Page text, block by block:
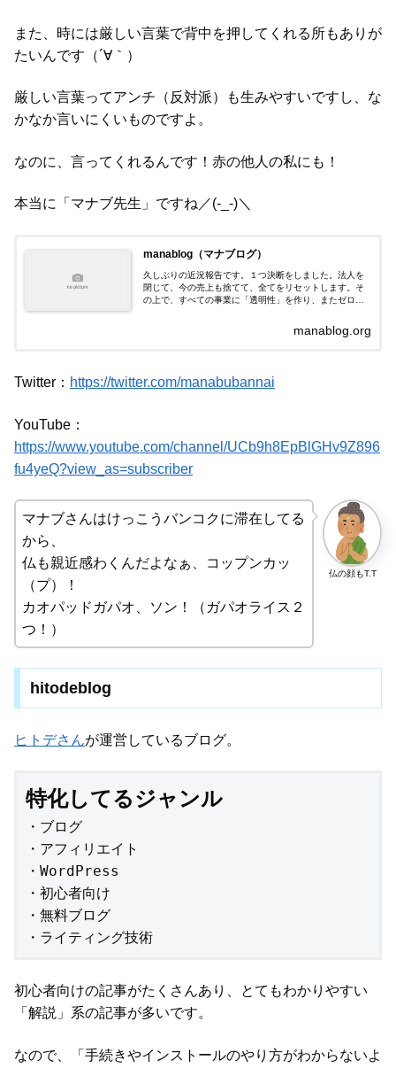
また、時には厳しい言葉で背中を押してくれる所もありが
たいんです（´∀｀）
厳しい言葉ってアンチ（反対派）も生みやすいですし、な
かなか言いにくいものですよ。
なのに、言ってくれるんです！赤の他人の私にも！
本当に「マナブ先生」ですね／(-_-)＼
manablog（マナブログ）
久しぶりの近況報告です。１つ決断をしました。法人を
閉じて、今の売上も捨てて、全てをリセットします。そ
の上で、すべての事業に「透明性」を作り、またゼロか
manablog.org
Twitter： https://twitter.com/manabubannai
YouTube：
https://www.youtube.com/channel/UCb9h8EpBlGHv9Z896
fu4yeQ?view_as=subscriber
仏の顔もT.T
マナブさんはけっこうバンコクに滞在してる
から、
仏も親近感わくんだよなぁ、コップンカッ
（プ）！
カオパッドガパオ、ソン！（ガパオライス２
つ！）
hitodeblog
ヒトデさんが運営しているブログ。
特化してるジャンル
・ブログ
・アフィリエイト
・WordPress
・初心者向け
・無料ブログ
・ライティング技術
初心者向けの記事がたくさんあり、とてもわかりやすい
「解説」系の記事が多いです。
なので、「手続きやインストールのやり方がわからないよ